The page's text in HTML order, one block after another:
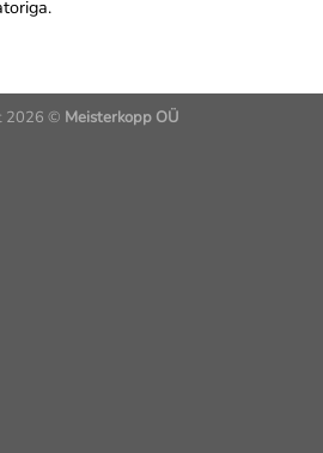
2026 © Meisterkopp OÜ